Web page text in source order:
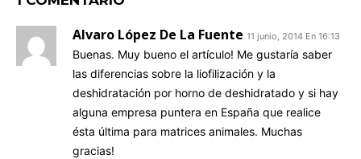
Alvaro López De La Fuente 11 junio, 2014 En 16:13
Buenas. Muy bueno el artículo! Me gustaría saber
las diferencias sobre la liofilización y la
deshidratación por horno de deshidratado y si hay
alguna empresa puntera en España que realice
ésta última para matrices animales. Muchas
gracias!